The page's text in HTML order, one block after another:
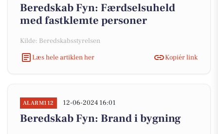
Beredskab Fyn: Færdselsuheld
med fastklemte personer
Kilde: Beredskabsstyrelsen
Læs hele artiklen her
Kopiér link
ALARM112 12-06-2024 16:01
Beredskab Fyn: Brand i bygning